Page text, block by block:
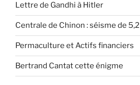
Lettre de Gandhi à Hitler
Centrale de Chinon : séisme de 5,2
Permaculture et Actifs financiers
Bertrand Cantat cette énigme